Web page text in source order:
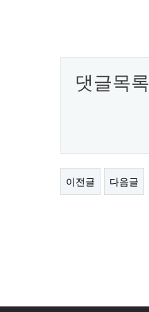
댓글목록
이전글 다음글